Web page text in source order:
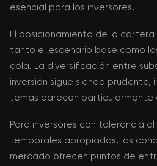
esencial para los inversores.
El posicionamiento de la
tanto el escenario base como
cola. La diversificación entre
inversión sigue siendo prudente,
temas parecen particularmente
Para inversores con tolerancia
temporales apropiados, las
mercado ofrecen puntos de